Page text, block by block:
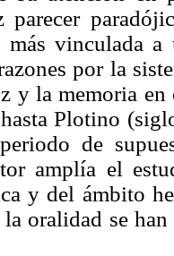
más vinculada
por la
y la memoria
Plotino
de
amplía el
y del ámbito
la oralidad se